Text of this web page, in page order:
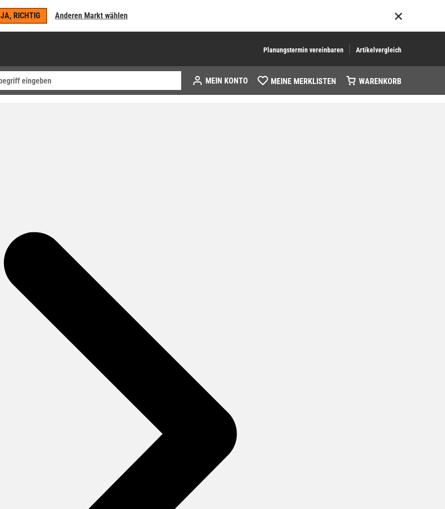
JA, RICHTIG Anderen Markt wählen
Planungstermin vereinbaren Artikelvergleich
MEIN KONTO MEINE MERKLISTEN WARENKORB